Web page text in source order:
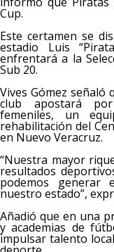
Cup.
Este certamen se
estadio Luis
enfrentará a la
Sub 20.
Vives Gómez señaló
club apostará
femeniles, un
rehabilitación del
en Nuevo Veracruz.
“Nuestra mayor
resultados
podemos generar
nuestro estado”,
Añadió que en una
y academias de
impulsar talento